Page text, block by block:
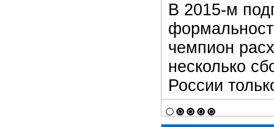
В 2015-м
чемпион
несколько
России